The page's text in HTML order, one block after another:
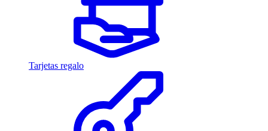
Tarjetas regalo